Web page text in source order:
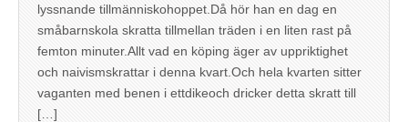
lyssnande tillmänniskohoppet.Då hör han en dag en
småbarnskola skratta tillmellan träden i en liten rast på
femton minuter.Allt vad en köping äger av uppriktighet
och naivismskrattar i denna kvart.Och hela kvarten sitter
vaganten med benen i ettdikeoch dricker detta skratt till
[…]